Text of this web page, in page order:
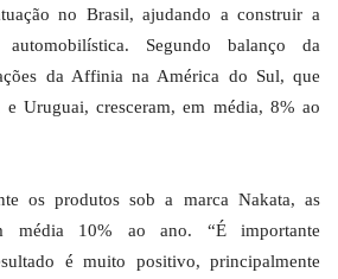
no Brasil, ajudando a construir a
Segundo balanço da
da Affinia na América do Sul, que
Uruguai, cresceram, em média, 8% ao
os produtos sob a marca Nakata, as
média 10% ao ano. “É importante
é muito positivo, principalmente